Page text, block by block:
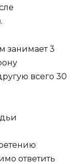
занимает 3
всего 30
ответить